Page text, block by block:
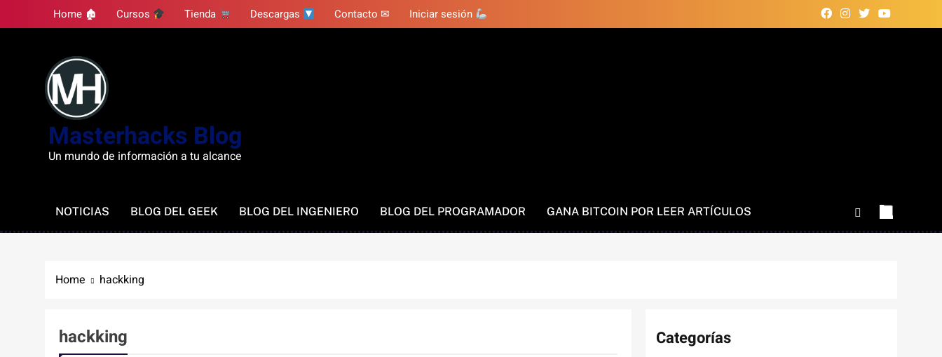
to
Home 🏚 Cursos Tienda Descargas Contacto ✉ Iniciar sesión
Masterhacks Blog
Un mundo de información a tu alcance
NOTICIAS BLOG DEL GEEK BLOG DEL INGENIERO BLOG DEL PROGRAMADOR GANA BITCOIN POR LEER ARTÍCULOS
Home hackking
hackking Categorías